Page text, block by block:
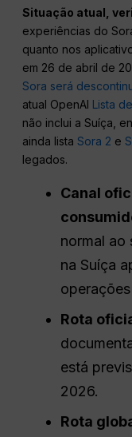
Situação atual,
experiências do
quanto nos
em 26 de abril de
Sora será
atual OpenAI Lista
não inclui a Suíça,
ainda listaSora 2 e
legados.
Canal
normal ao
na Suíça
Rota
está
2026.
Rota